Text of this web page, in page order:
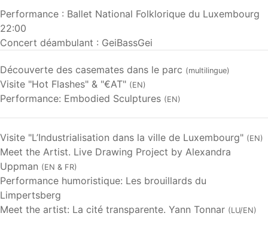
Performance : Ballet National Folklorique du Luxembourg
22:00
Concert déambulant : GeiBassGei
Découverte des casemates dans le parc (multilingue)
Visite "Hot Flashes" & "€AT" (EN)
Performance: Embodied Sculptures (EN)
Visite "L’Industrialisation dans la ville de Luxembourg" (EN)
Meet the Artist. Live Drawing Project by Alexandra
Uppman (EN & FR)
Performance humoristique: Les brouillards du
Limpertsberg
Meet the artist: La cité transparente. Yann Tonnar (LU/EN)